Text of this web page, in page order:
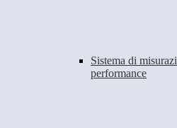
Sistema di
performance